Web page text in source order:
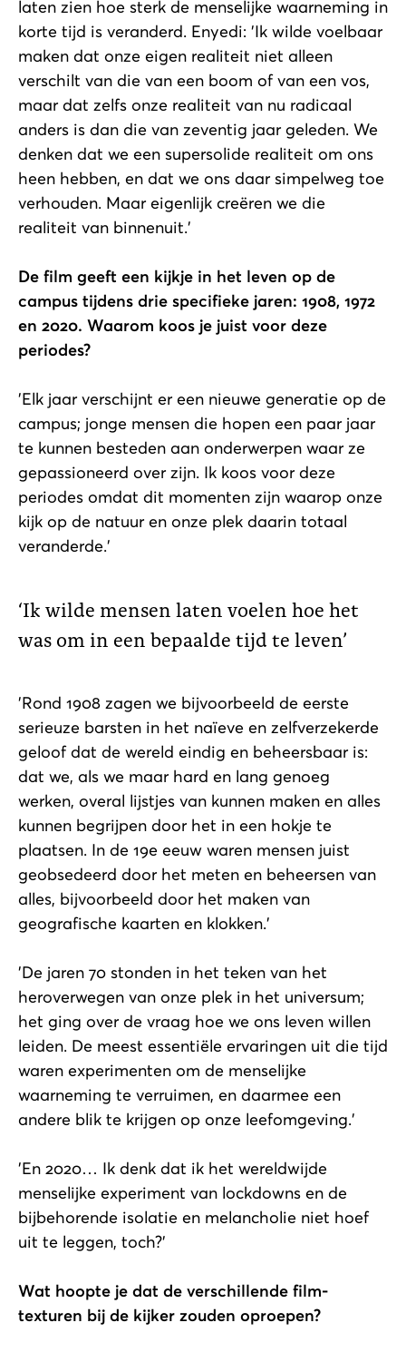
laten zien hoe sterk de menselijke waarneming in
korte tijd is veranderd. Enyedi: 'Ik wilde voelbaar
maken dat onze eigen realiteit niet alleen
verschilt van die van een boom of van een vos,
maar dat zelfs onze realiteit van nu radicaal
anders is dan die van zeventig jaar geleden. We
denken dat we een supersolide realiteit om ons
heen hebben, en dat we ons daar simpelweg toe
verhouden. Maar eigenlijk creëren we die
realiteit van binnenuit.'
De film geeft een kijkje in het leven op de
campus tijdens drie specifieke jaren: 1908, 1972
en 2020. Waarom koos je juist voor deze
periodes?
'Elk jaar verschijnt er een nieuwe generatie op de
campus; jonge mensen die hopen een paar jaar
te kunnen besteden aan onderwerpen waar ze
gepassioneerd over zijn. Ik koos voor deze
periodes omdat dit momenten zijn waarop onze
kijk op de natuur en onze plek daarin totaal
veranderde.'
Ik wilde mensen laten voelen hoe het
was om in een bepaalde tijd te leven
'Rond 1908 zagen we bijvoorbeeld de eerste
serieuze barsten in het naïeve en zelfverzekerde
geloof dat de wereld eindig en beheersbaar is:
dat we, als we maar hard en lang genoeg
werken, overal lijstjes van kunnen maken en alles
kunnen begrijpen door het in een hokje te
plaatsen. In de 19e eeuw waren mensen juist
geobsedeerd door het meten en beheersen van
alles, bijvoorbeeld door het maken van
geografische kaarten en klokken.'
'De jaren 70 stonden in het teken van het
heroverwegen van onze plek in het universum;
het ging over de vraag hoe we ons leven willen
leiden. De meest essentiële ervaringen uit die tijd
waren experimenten om de menselijke
waarneming te verruimen, en daarmee een
andere blik te krijgen op onze leefomgeving.'
'En 2020… Ik denk dat ik het wereldwijde
menselijke experiment van lockdowns en de
bijbehorende isolatie en melancholie niet hoef
uit te leggen, toch?'
Wat hoopte je dat de verschillende film-
texturen bij de kijker zouden oproepen?